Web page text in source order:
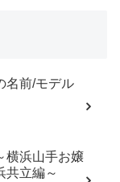
前/モデル
浜山手お嬢
共立編～